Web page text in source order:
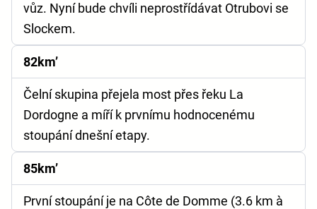
vůz. Nyní bude chvíli neprostřídávat Otrubovi se
Slockem.
82km’
Čelní skupina přejela most přes řeku La
Dordogne a míří k prvnímu hodnocenému
stoupání dnešní etapy.
85km’
První stoupání je na Côte de Domme (3.6 km à